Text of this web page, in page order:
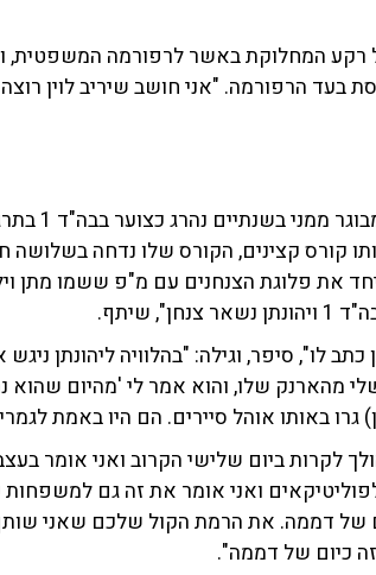
המחלוקת באשר לרפורמה המשפטית,
בעד הרפורמה. "אני חושב שיריב לוין
בהמשך סיפר על אחיו
קורס קצינים, הקורס שלו נדחה בשלושה
את פלוגת הצנחנים עם מ"פ ששמו מתן
לו", סיפר, וגילה: "בהלוויה ליהונתן ניגש
מהארנק שלו, והוא אמר לי 'מהיום שהוא
גרו באותו אוהל סיירים. הם היו באמת
לקרות ביום שלישי הקרוב ואני אומר
ואני אומר את זה גם
של דממה. את הרמת הקול שלכם שאני
כיום של דממה".